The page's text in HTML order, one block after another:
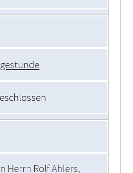
Herrn Rolf Ahlers,